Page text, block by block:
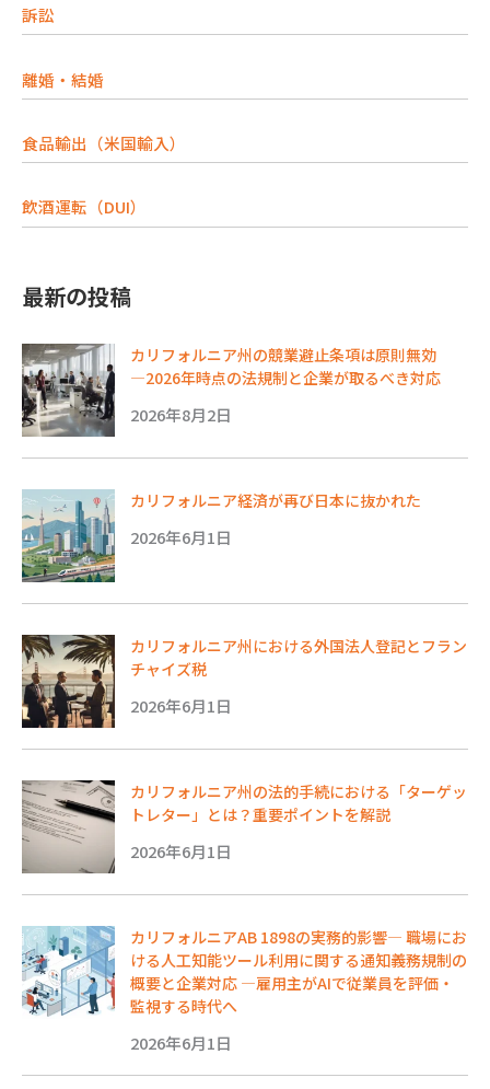
訴訟
離婚・結婚
食品輸出（米国輸入）
飲酒運転（DUI）
最新の投稿
カリフォルニア州の競業避止条項は原則無効
―2026年時点の法規制と企業が取るべき対応
2026年8月2日
カリフォルニア経済が再び日本に抜かれた
2026年6月1日
カリフォルニア州における外国法人登記とフラン
チャイズ税
2026年6月1日
カリフォルニア州の法的手続における「ターゲッ
トレター」とは？重要ポイントを解説
2026年6月1日
カリフォルニアAB 1898の実務的影響― 職場にお
ける人工知能ツール利用に関する通知義務規制の
概要と企業対応 ―雇用主がAIで従業員を評価・
監視する時代へ
2026年6月1日